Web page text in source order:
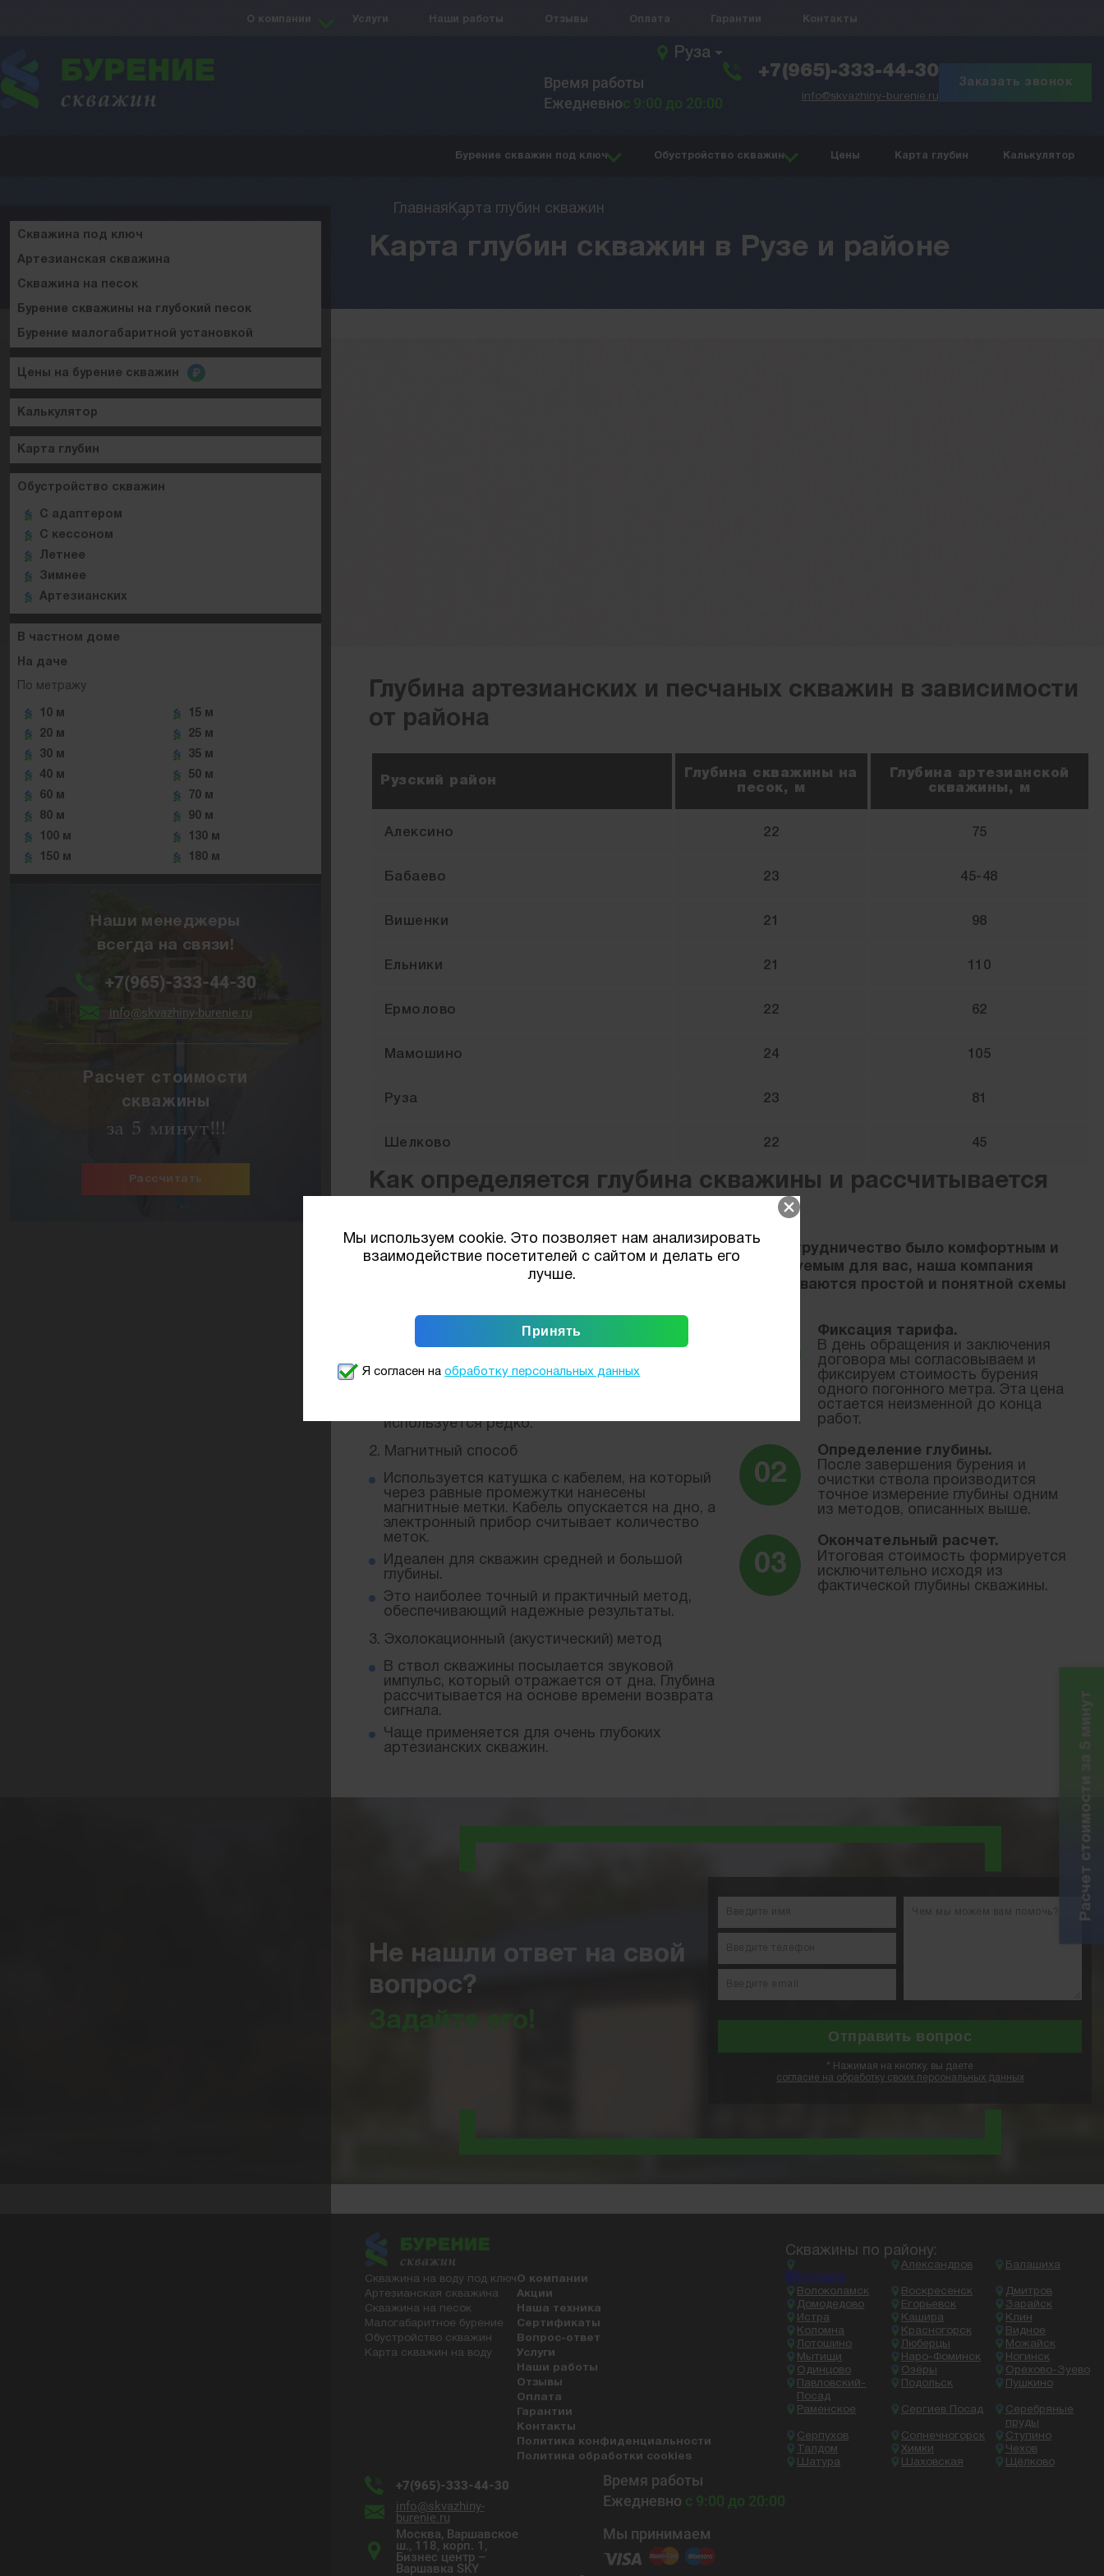
О компании Услуги Наши работы Отзывы Оплата Гарантии Контакты
Руза
Время работы
Ежедневнос 9:00 до 20:00
+7(965)-333-44-30
info@skvazhiny-burenie.ru
Заказать звонок
Бурение скважин под ключ Обустройство скважин Цены Карта глубин Калькулятор
Скважина под ключ
Артезианская скважина
Скважина на песок
Бурение скважины на глубокий песок
Бурение малогабаритной установкой
Цены на бурение скважин
Калькулятор
Карта глубин
Обустройство скважин
C адаптером
C кессоном
Летнее
Зимнее
Артезианских
В частном доме
На даче
По метражу
10 м
15 м
20 м
25 м
30 м
35 м
40 м
50 м
60 м
70 м
80 м
90 м
100 м
130 м
150 м
180 м
Наши менеджеры
всегда на связи!
+7(965)-333-44-30
info@skvazhiny-burenie.ru
Расчет стоимости
скважины
за 5 минут!!!
Рассчитать
Главная Карта глубин скважин
Карта глубин скважин в Рузе и районе
Глубина артезианских и песчаных скважин в зависимости
от района
Рузский район
Глубина скважины на
песок, м
Глубина артезианской
скважины, м
Алексино 22 75
Бабаево 23 45-48
Вишенки 21 98
Ельники 21 110
Ермолово 22 62
Мамошино 24 105
Руза 23 81
Шелково 22 45
Как определяется глубина скважины и рассчитывается
Методы измерения глубины скважины:
1. Механический способ
измерительная рулетка или трос с грузом на
на песок (до 15-20 метров).
используется редко.
2. Магнитный способ
Используется катушка с кабелем, на который
через равные промежутки нанесены
магнитные метки. Кабель опускается на дно, а
электронный прибор считывает количество
меток.
Идеален для скважин средней и большой
глубины.
Это наиболее точный и практичный метод,
обеспечивающий надежные результаты.
3. Эхолокационный (акустический) метод
В ствол скважины посылается звуковой
импульс, который отражается от дна. Глубина
рассчитывается на основе времени возврата
сигнала.
Чаще применяется для очень глубоких
артезианских скважин.
Чтобы сотрудничество было комфортным и
предсказуемым для вас, наша компания
придерживаются простой и понятной схемы
Фиксация тарифа.
В день обращения и заключения
договора мы согласовываем и
фиксируем стоимость бурения
одного погонного метра. Эта цена
остается неизменной до конца
работ.
Определение глубины.
После завершения бурения и
очистки ствола производится
точное измерение глубины одним
из методов, описанных выше.
Окончательный расчет.
Итоговая стоимость формируется
исключительно исходя из
фактической глубины скважины.
Не нашли ответ на свой
вопрос?
Задайте его!
*
Нажимая на кнопку, вы даете
согласие на обработку своих персональных данных
Скважина на воду под ключ
Артезианская скважина
Скважина на песок
Малогабаритное бурение
Обустройство скважин
Карта скважин на воду
О компании
Акции
Наша техника
Сертификаты
Вопрос-ответ
Услуги
Наши работы
Отзывы
Оплата
Гарантии
Контакты
Политика конфиденциальности
Политика обработки cookies
+7(965)-333-44-30
info@skvazhiny-
burenie.ru
Москва, Варшавское
ш., 118, корп. 1,
Бизнес центр –
Варшавка SKY
Время работы
Ежедневно с 9:00 до 20:00
Мы принимаем
Скважины по району:
Москва
Александров Балашиха
Волоколамск Воскресенск
Дмитров
Домодедово
Егорьевск
Зарайск
Истра
Кашира
Клин
Коломна
Красногорск
Видное
Лотошино
Люберцы
Можайск
Мытищи
Наро-Фоминск
Ногинск
Одинцово
Озёры
Орехово-Зуево
Павловский-
Посад
Подольск Пушкино
Раменское Сергиев Посад
Серебряные
пруды
Серпухов
Солнечногорск
Ступино
Талдом
Химки
Чехов
Шатура
Шаховская Щёлково
Расчет стоимости за 5 минут
Мы используем cookie. Это позволяет нам анализировать
взаимодействие посетителей с сайтом и делать его
лучше.
Я согласен наобработку персональных данных